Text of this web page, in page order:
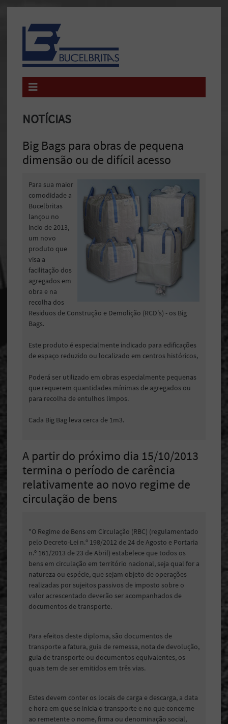
NOTÍCIAS
Big Bags para obras de pequena
dimensão ou de difícil acesso
Para sua maior
comodidade a
Bucelbritas
lançou no
incio de 2013,
um novo
produto que
visa a
facilitação dos
agregados em
obra e na
recolha dos
Residuos de Construção e Demolição (RCD's) - os Big
Bags.
Este produto é especialmente indicado para edificações
de espaço reduzido ou localizado em centros históricos,
Poderá ser utilizado em obras especialmente pequenas
que requerem quantidades mínimas de agregados ou
para recolha de entulhos limpos.
Cada Big Bag leva cerca de 1m3.
A partir do próximo dia 15/10/2013
termina o período de carência
relativamente ao novo regime de
circulação de bens
"O Regime de Bens em Circulação (RBC) (regulamentado
pelo Decreto-Lei n.º 198/2012 de 24 de Agosto e Portaria
n.º 161/2013 de 23 de Abril) estabelece que todos os
bens em circulação em território nacional, seja qual for a
natureza ou espécie, que sejam objeto de operações
realizadas por sujeitos passivos de imposto sobre o
valor acrescentado deverão ser acompanhados de
documentos de transporte.
Para efeitos deste diploma, são documentos de
transporte a fatura, guia de remessa, nota de devolução,
guia de transporte ou documentos equivalentes, os
quais tem de ser emitidos em três vias.
Estes devem conter os locais de carga e descarga, a data
e hora em que se inicia o transporte e no que concerne
ao remetente o nome, firma ou denominação social,